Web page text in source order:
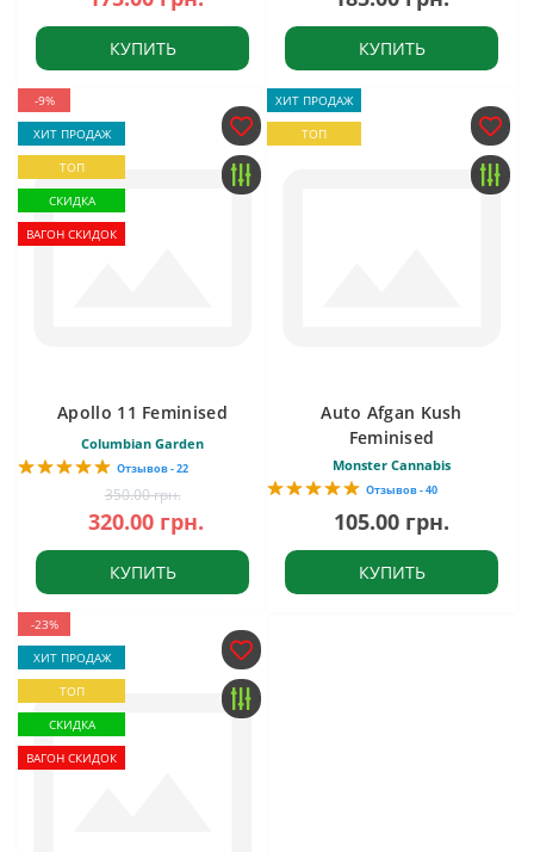
КУПИТЬ КУПИТЬ
-9%
ХИТ ПРОДАЖ
ТОП
СКИДКА
ВАГОН СКИДОК
Apollo 11 Feminised
Columbian Garden
Отзывов - 22
350.00 грн.
320.00 грн.
КУПИТЬ
ХИТ ПРОДАЖ
ТОП
Auto Afgan Kush
Feminised
Monster Cannabis
Отзывов - 40
105.00 грн.
КУПИТЬ
-23%
ХИТ ПРОДАЖ
ТОП
СКИДКА
ВАГОН СКИДОК